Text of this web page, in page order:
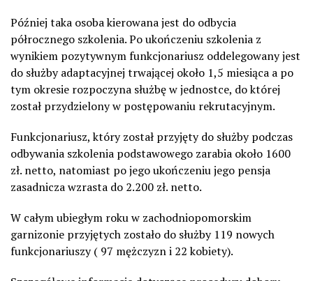
Później taka osoba kierowana jest do odbycia
półrocznego szkolenia. Po ukończeniu szkolenia z
wynikiem pozytywnym funkcjonariusz oddelegowany jest
do służby adaptacyjnej trwającej około 1,5 miesiąca a po
tym okresie rozpoczyna służbę w jednostce, do której
został przydzielony w postępowaniu rekrutacyjnym.
Funkcjonariusz, który został przyjęty do służby podczas
odbywania szkolenia podstawowego zarabia około 1600
zł. netto, natomiast po jego ukończeniu jego pensja
zasadnicza wzrasta do 2.200 zł. netto.
W całym ubiegłym roku w zachodniopomorskim
garnizonie przyjętych zostało do służby 119 nowych
funkcjonariuszy ( 97 mężczyzn i 22 kobiety).